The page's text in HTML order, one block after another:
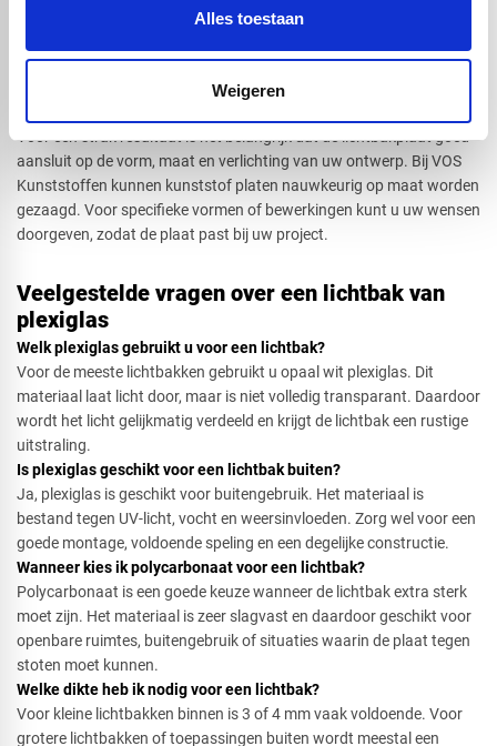
Alles toestaan
Weigeren
Lichtbak met logo of tekst personaliseren
beter zichtbaar. U kunt een opaal witte frontplaat combineren met
gekleurde onderdelen, freesletters of een ontwerp in huisstijl. Zo
Voor een strak resultaat is het belangrijk dat de lichtbakplaat goed
aansluit op de vorm, maat en verlichting van uw ontwerp. Bij VOS
Kunststoffen kunnen kunststof platen nauwkeurig op maat worden
gezaagd. Voor specifieke vormen of bewerkingen kunt u uw wensen
doorgeven, zodat de plaat past bij uw project.
Veelgestelde vragen over een lichtbak van
plexiglas
Welk plexiglas gebruikt u voor een lichtbak?​
Voor de meeste lichtbakken gebruikt u opaal wit plexiglas. Dit
materiaal laat licht door, maar is niet volledig transparant. Daardoor
wordt het licht gelijkmatig verdeeld en krijgt de lichtbak een rustige
uitstraling.
Is plexiglas geschikt voor een lichtbak buiten?​
Ja, plexiglas is geschikt voor buitengebruik. Het materiaal is
bestand tegen UV-licht, vocht en weersinvloeden. Zorg wel voor een
goede montage, voldoende speling en een degelijke constructie.
Wanneer kies ik polycarbonaat voor een lichtbak?​
Polycarbonaat is een goede keuze wanneer de lichtbak extra sterk
moet zijn. Het materiaal is zeer slagvast en daardoor geschikt voor
openbare ruimtes, buitengebruik of situaties waarin de plaat tegen
stoten moet kunnen.
Welke dikte heb ik nodig voor een lichtbak?​
Voor kleine lichtbakken binnen is 3 of 4 mm vaak voldoende. Voor
grotere lichtbakken of toepassingen buiten wordt meestal een